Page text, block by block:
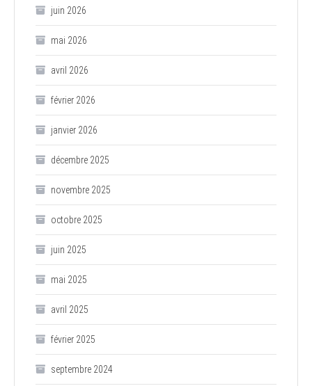
juin 2026
mai 2026
avril 2026
février 2026
janvier 2026
décembre 2025
novembre 2025
octobre 2025
juin 2025
mai 2025
avril 2025
février 2025
septembre 2024